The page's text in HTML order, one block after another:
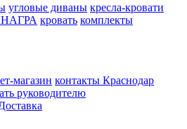
угловые диваны кресла-кровати
кровать комплекты
магазин контакты Краснодар
руководителю